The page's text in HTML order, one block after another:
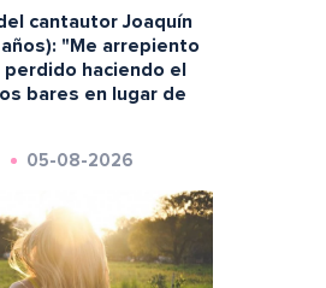
cantautor Joaquín
"Me arrepiento
haciendo el
bares en lugar de
05-08-2026